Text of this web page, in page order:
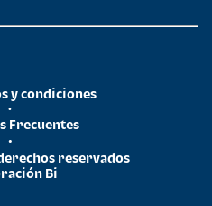
reservados
Bi
•
Frecuentes
•
y condiciones